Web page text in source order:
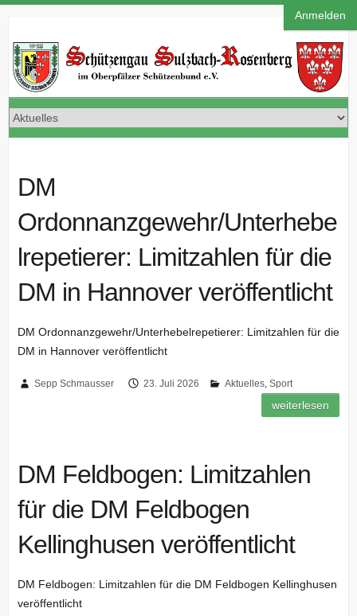
Anmelden
DM
Ordonnanzgewehr/Unterhebe
lrepetierer: Limitzahlen für die
DM in Hannover veröffentlicht
DM Ordonnanzgewehr/Unterhebelrepetierer: Limitzahlen für die
DM in Hannover veröffentlicht
Sepp Schmausser 23. Juli 2026 Aktuelles, Sport
weiterlesen
DM Feldbogen: Limitzahlen
für die DM Feldbogen
Kellinghusen veröffentlicht
DM Feldbogen: Limitzahlen für die DM Feldbogen Kellinghusen
veröffentlicht